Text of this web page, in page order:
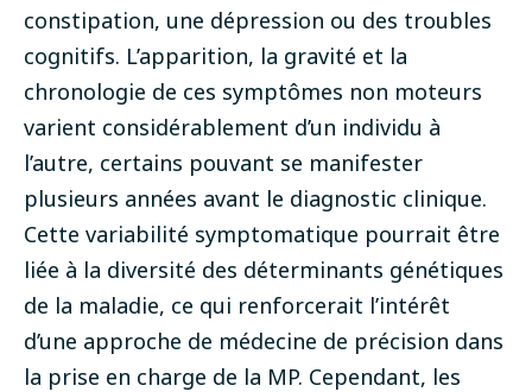
constipation, une dépression ou des troubles
cognitifs. L’apparition, la gravité et la
chronologie de ces symptômes non moteurs
varient considérablement d’un individu à
l’autre, certains pouvant se manifester
plusieurs années avant le diagnostic clinique.
Cette variabilité symptomatique pourrait être
liée à la diversité des déterminants génétiques
de la maladie, ce qui renforcerait l’intérêt
d’une approche de médecine de précision dans
la prise en charge de la MP. Cependant, les